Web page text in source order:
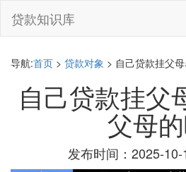
贷款知识库
导航:首页 > 贷款对象 > 自己贷款挂父
自己贷款挂父
父母
发布时间：2025-10-